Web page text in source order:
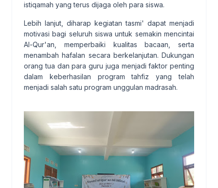
istiqamah yang terus dijaga oleh para siswa.
Lebih lanjut, diharap kegiatan tasmi' dapat menjadi
motivasi bagi seluruh siswa untuk semakin mencintai
Al-Qur'an, memperbaiki kualitas bacaan, serta
menambah hafalan secara berkelanjutan. Dukungan
orang tua dan para guru juga menjadi faktor penting
dalam keberhasilan program tahfiz yang telah
menjadi salah satu program unggulan madrasah.